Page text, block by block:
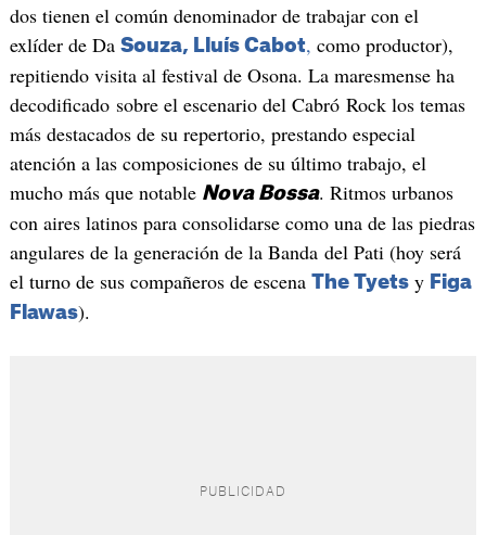
dos tienen el común denominador de trabajar con el
exlíder de Da Souza, Lluís Cabot, como productor),
repitiendo visita al festival de Osona. La maresmense ha
decodificado sobre el escenario del Cabró Rock los temas
más destacados de su repertorio, prestando especial
atención a las composiciones de su último trabajo, el
mucho más que notable Nova Bossa. Ritmos urbanos
con aires latinos para consolidarse como una de las piedras
angulares de la generación de la Banda del Pati (hoy será
el turno de sus compañeros de escena The Tyetsy Figa
Flawas).